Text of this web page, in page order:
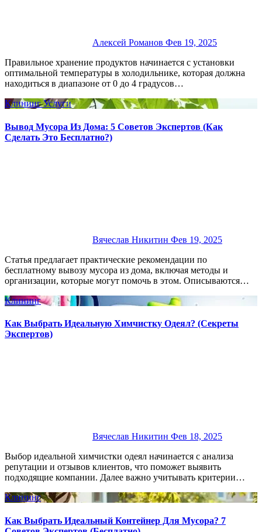
Алексей Романов Фев 19, 2025
Правильное хранение продуктов начинается с установки
оптимальной температуры в холодильнике, которая должна
находиться в диапазоне от 0 до 4 градусов…
КлинингУслуги
Вывод Мусора Из Дома: 5 Советов Экспертов (Как
Сделать Это Бесплатно?)
Вячеслав Никитин Фев 19, 2025
Статья предлагает практические рекомендации по
бесплатному вывозу мусора из дома, включая методы и
организации, которые могут помочь в этом. Описываются…
Клининг
Как Выбрать Идеальную Химчистку Одеял? (Секреты
Экспертов)
Вячеслав Никитин Фев 18, 2025
Выбор идеальной химчистки одеял начинается с анализа
репутации и отзывов клиентов, что поможет выявить
подходящие компании. Далее важно учитывать критерии…
Клининг
Как Выбрать Идеальный Контейнер Для Мусора? 7